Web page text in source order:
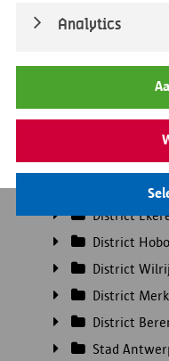
District
District
District
District
District
District
District
District
District
Stad
Analytics